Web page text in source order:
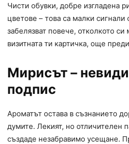
Чисти обувки, добре изгладена
цветове – това са малки сигнали
забелязват повече, отколкото
визитната ти картичка, още
Мирисът –
подпис
Ароматът остава в съзнанието
думите. Лекият, но
създаде незабравимо усещане.